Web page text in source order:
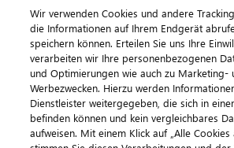
ImpressumDatenschutzAGB
Wir verwenden Cookies und andere
die Informationen auf Ihrem Endgerät
speichern können. Erteilen Sie uns Ihre
verarbeiten wir Ihre personenbezogenen
und Optimierungen wie auch zu Marketing-
Werbezwecken. Hierzu werden
Dienstleister weitergegeben, die sich in
befinden können und kein vergleichbares
aufweisen. Mit einem Klick auf „Alle Cookies